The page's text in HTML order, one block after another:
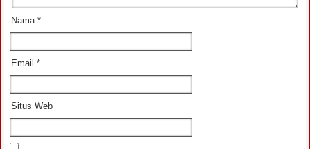
Nama *
Email *
Situs Web